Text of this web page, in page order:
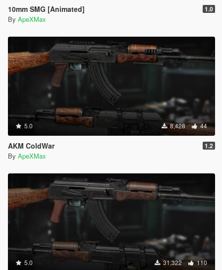
10mm SMG [Animated] 1.0
By ApeXMax
5.0 8,428 44
AKM ColdWar 1.2
By ApeXMax
5.0 31,322 110